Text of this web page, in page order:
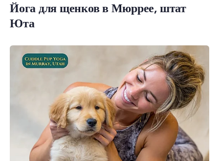
Йога для щенков в Мюррее, штат
Юта